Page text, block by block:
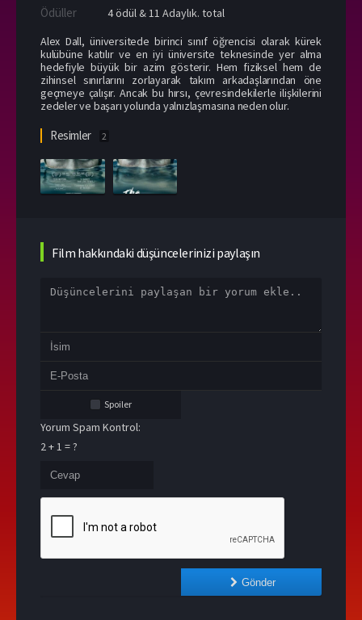
Ödüller
4 ödül & 11 Adaylık. total
Alex Dall, üniversitede birinci sınıf öğrencisi olarak kürek
kulübüne katılır ve en iyi üniversite teknesinde yer alma
hedefiyle büyük bir azim gösterir. Hem fiziksel hem de
zihinsel sınırlarını zorlayarak takım arkadaşlarından öne
geçmeye çalışır. Ancak bu hırsı, çevresindekilerle ilişkilerini
zedeler ve başarı yolunda yalnızlaşmasına neden olur.
Resimler 2
Film hakkındaki düşüncelerinizi paylaşın
Spoiler
Yorum Spam Kontrol:
2 + 1 = ?
Gönder